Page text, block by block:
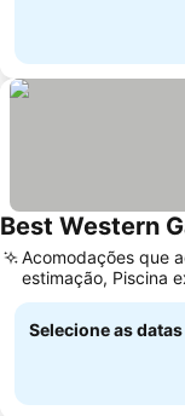
Best Western
Acomodações que
estimação, Piscina
banheira de
Selecione as